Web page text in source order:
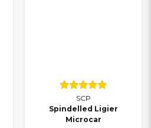
SCP
Spindelled Ligier
Microcar